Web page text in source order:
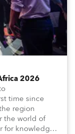
2026
time since
region
the world of
for knowledge